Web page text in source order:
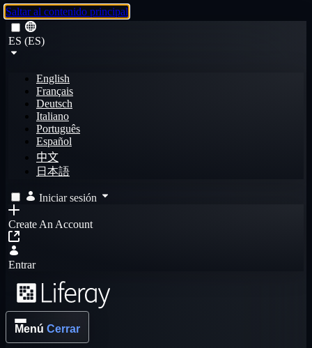
Saltar al contenido principal
ES (ES)
English
Français
Deutsch
Italiano
Português
Español
中文
日本語
Iniciar sesión
Create An Account
Entrar
Menú Cerrar